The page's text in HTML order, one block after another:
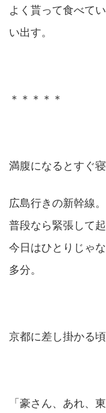
よく貰って食べて
い出す。
＊＊＊＊＊
満腹になるとすぐ寝
広島行きの新幹線。
普段なら緊張して
今日はひとりじゃ
多分。
京都に差し掛かる
「豪さん、あれ、東